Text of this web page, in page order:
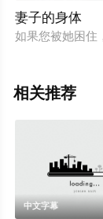
妻子的身体
如果您被她困住
相关推荐
中文字幕